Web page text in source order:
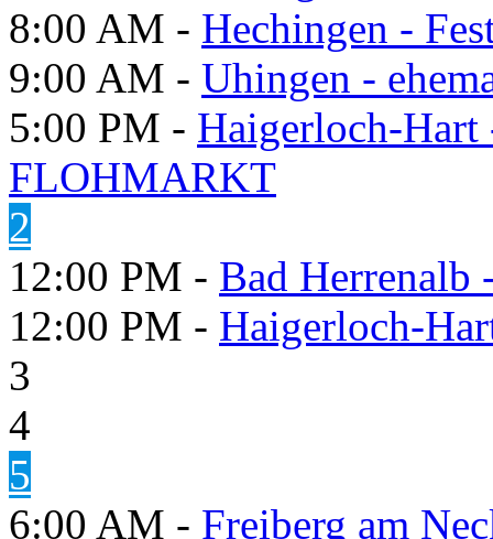
8:00 AM - Hechingen -
9:00 AM - Uhingen -
5:00 PM - Haigerloch-
FLOHMARKT
2
12:00 PM - Bad Herrenalb
12:00 PM - Haigerloch-
3
4
5
6:00 AM - Freiberg am